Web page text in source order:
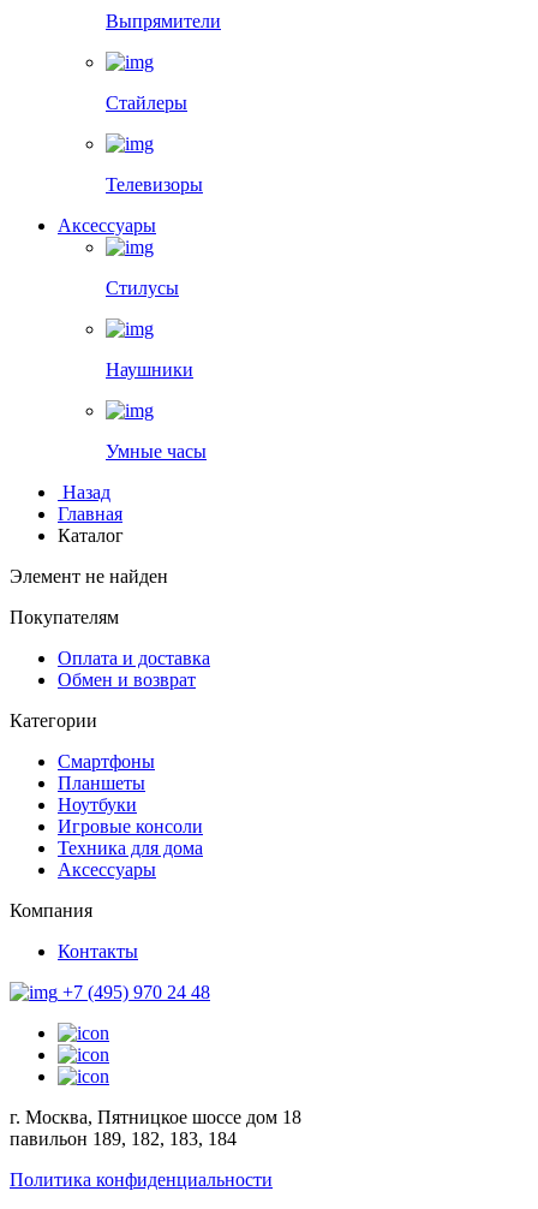
Выпрямители
Стайлеры
Телевизоры
Аксессуары
Стилусы
Наушники
Умные часы
Назад
Главная
Каталог
Элемент не найден
Покупателям
Оплата и доставка
Обмен и возврат
Категории
Смартфоны
Планшеты
Ноутбуки
Игровые консоли
Техника для дома
Аксессуары
Компания
Контакты
+7 (495) 970 24 48
г. Москва, Пятницкое шоссе дом 18
павильон 189, 182, 183, 184
Политика конфиденциальности